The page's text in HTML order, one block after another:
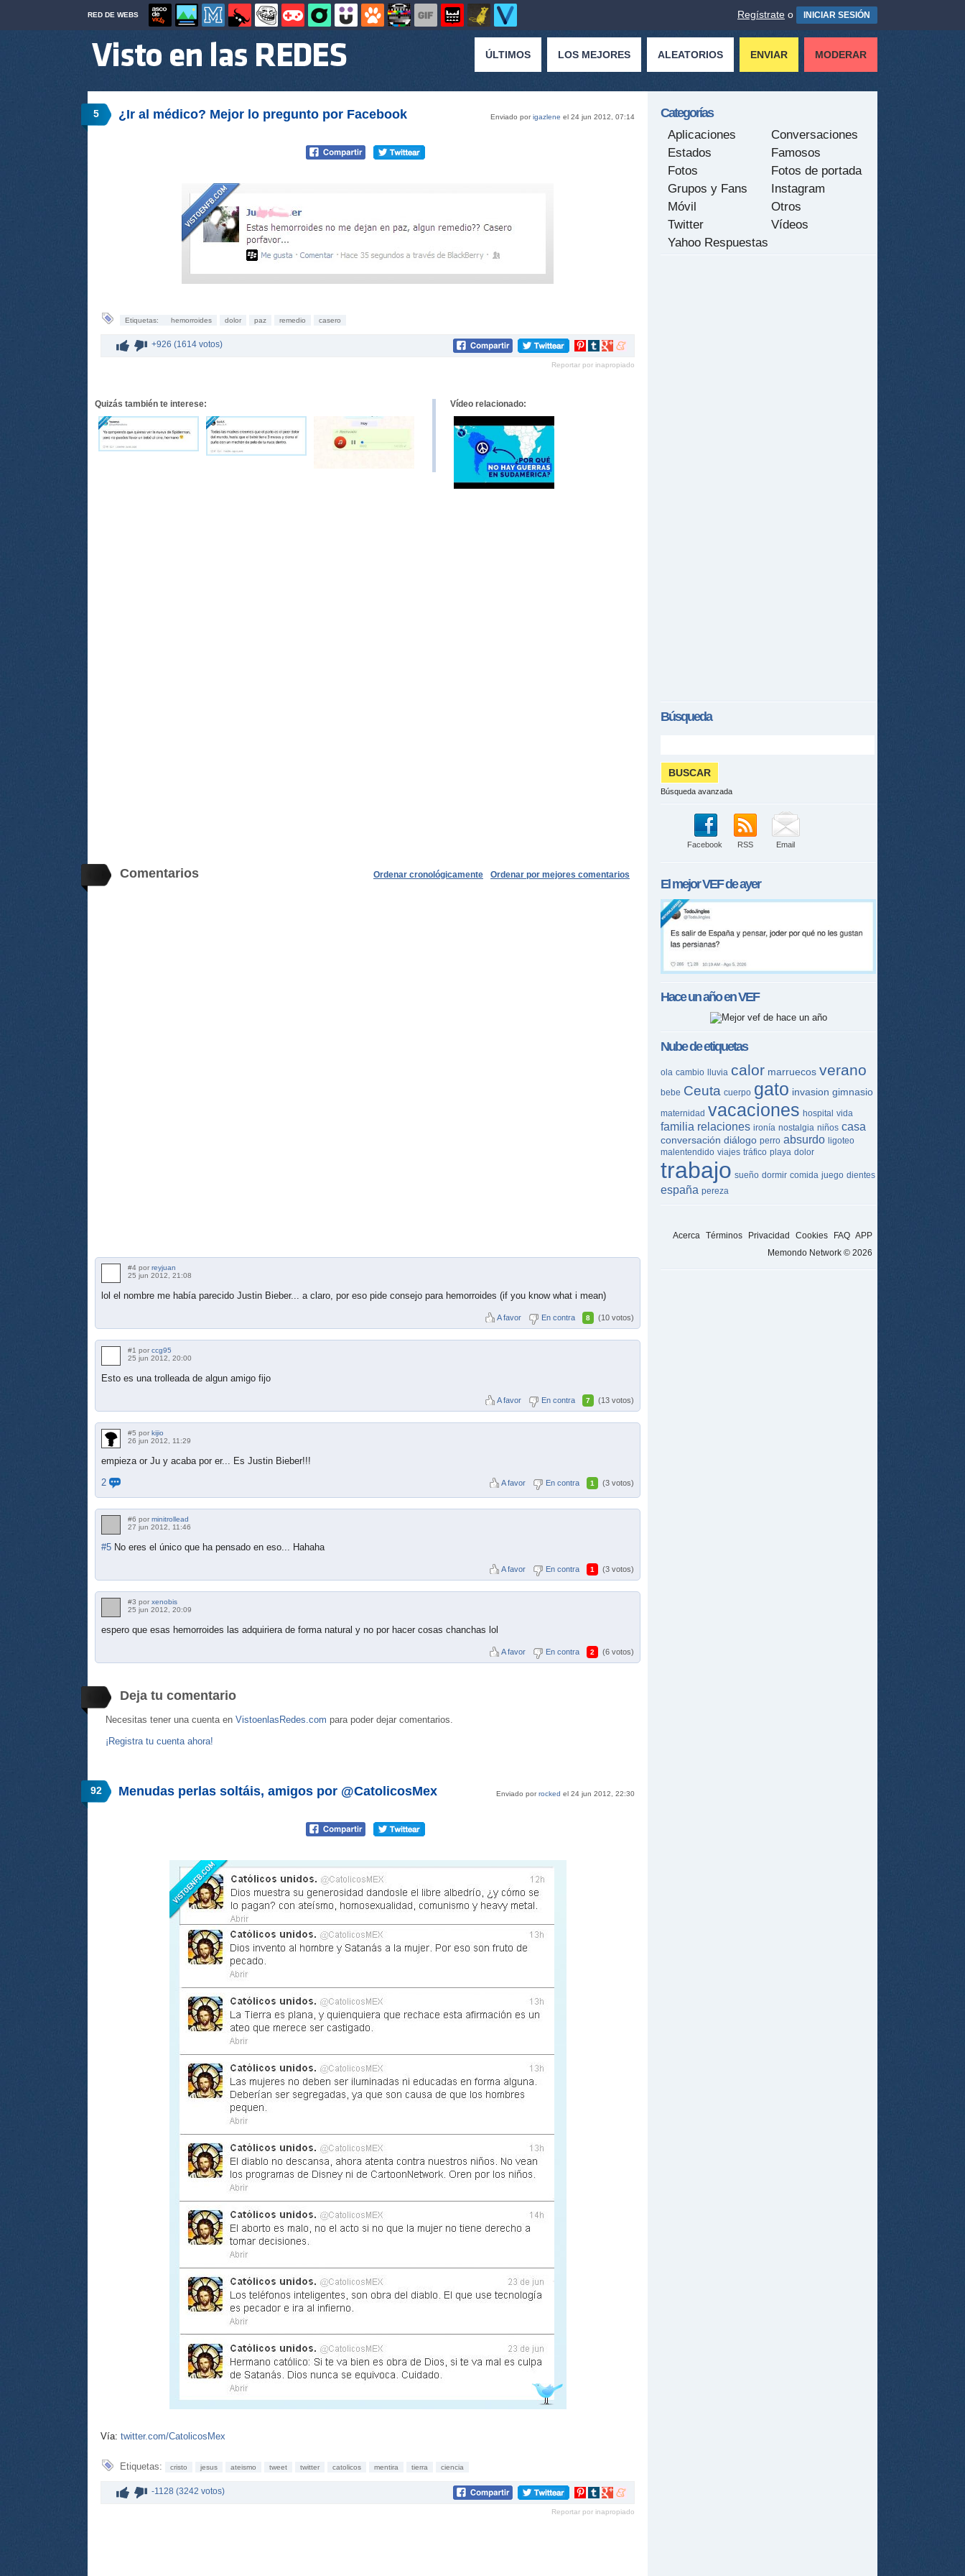
RED DE WEBS Regístrate o INICIAR SESIÓN
ÚLTIMOS LOS MEJORES ALEATORIOS ENVIAR MODERAR
5 Enviado porigazlene el 24 jun 2012, 07:14
¿Ir al médico? Mejor lo pregunto por Facebook
Etiquetas: hemorroides dolor paz remedio casero
+926 (1614 votos)
Compartir
Pinterest
Compartir
tumblr
Compartir
Google+
Compartir
meneame
Reportar por inapropiado
Quizás también te interese: Vídeo relacionado:
Comentarios Ordenar por mejores comentarios
Ordenar cronológicamente
#4 por reyjuan
25 jun 2012, 21:08
lol el nombre me había parecido Justin Bieber... a claro, por eso pide consejo para hemorroides (if you know what i mean)
A favor En contra 8 (10 votos)
#1 por ccg95
25 jun 2012, 20:00
Esto es una trolleada de algun amigo fijo
A favor En contra 7 (13 votos)
#5 por kijio
26 jun 2012, 11:29
empieza or Ju y acaba por er... Es Justin Bieber!!!
2
A favor En contra 1 (3 votos)
#6 por minitrollead
27 jun 2012, 11:46
#5 No eres el único que ha pensado en eso... Hahaha
A favor En contra 1 (3 votos)
#3 por xenobis
25 jun 2012, 20:09
espero que esas hemorroides las adquiriera de forma natural y no por hacer cosas chanchas lol
A favor En contra 2 (6 votos)
Deja tu comentario
Necesitas tener una cuenta en VistoenlasRedes.com para poder dejar comentarios.
¡Registra tu cuenta ahora!
92 Enviado porrocked el 24 jun 2012, 22:30
Menudas perlas soltáis, amigos por @CatolicosMex
Vía: twitter.com/CatolicosMex
Etiquetas: cristo jesus ateismo tweet twitter catolicos mentira tierra ciencia
-1128 (3242 votos)
Compartir
Pinterest
Compartir
tumblr
Compartir
Google+
Compartir
meneame
Reportar por inapropiado
Categorías
Aplicaciones
Conversaciones
Estados
Famosos
Fotos
Fotos de portada
Grupos y Fans
Instagram
Móvil
Otros
Twitter
Vídeos
Yahoo Respuestas
Búsqueda
Búsqueda avanzada
Facebook RSS Email
El mejorVEFde ayer
Hace un año enVEF
Nube de etiquetas
ola cambio lluvia calor marruecos verano
bebe Ceuta cuerpo gato invasion gimnasio
maternidad vacaciones hospital vida
familia relaciones ironía nostalgia niños casa
conversación diálogo perro absurdo ligoteo
malentendido viajes tráfico playa dolor
trabajo sueño dormir comida juego dientes
españa pereza
Acerca Términos Privacidad Cookies FAQ APP
Memondo Network © 2026